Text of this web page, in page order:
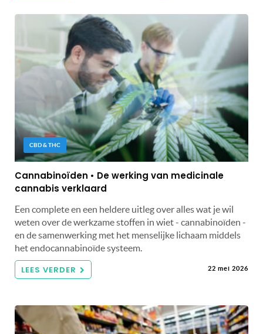
CBD & THC
Cannabinoïden • De werking van medicinale
cannabis verklaard
Een complete en een heldere uitleg over alles wat je wil
weten over de werkzame stoffen in wiet - cannabinoïden -
en de samenwerking met het menselijke lichaam middels
het endocannabinoïde systeem.
LEES VERDER 22 mei 2026